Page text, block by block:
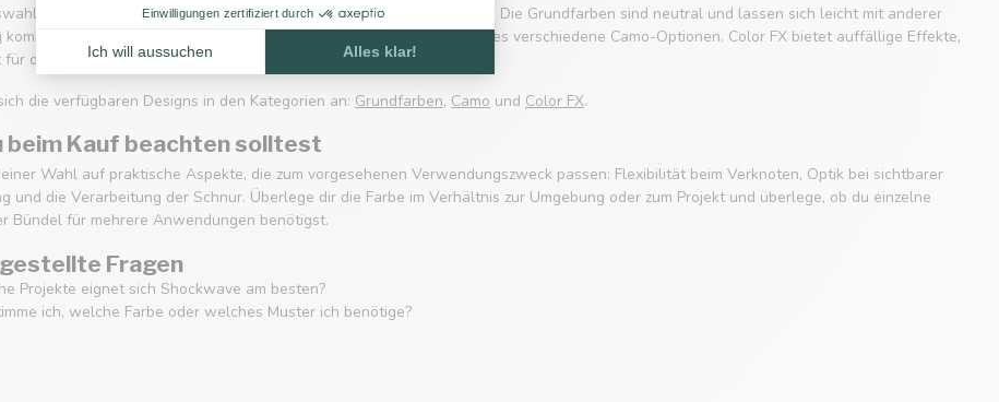
der richtigen Variante spielen Farbe und Muster eine große Rolle. Die Grundfarben sind neutral und lassen sich leicht mit anderer
kombinieren. Für Camouflage-Effekte oder einen taktischen Look gibt es verschiedene Camo-Optionen. Color FX bietet auffällige Effekte,
für dekorative Projekte und sichtbare Akzente eignen.
die verfügbaren Designs in den Kategorien an: Grundfarben, Camo und Color FX.
beim Kauf beachten solltest
Wahl auf praktische Aspekte, die zum vorgesehenen Verwendungszweck passen: Flexibilität beim Verknoten, Optik bei sichtbarer
und die Verarbeitung der Schnur. Überlege dir die Farbe im Verhältnis zur Umgebung oder zum Projekt und überlege, ob du einzelne
Bündel für mehrere Anwendungen benötigst.
Fragen
Projekte eignet sich Shockwave am besten?
ich, welche Farbe oder welches Muster ich benötige?